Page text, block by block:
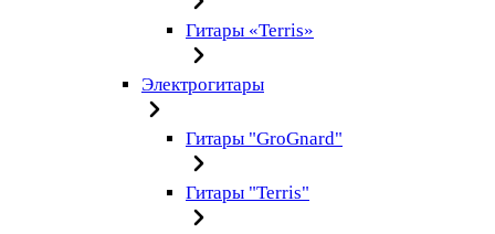
Гитары «Terris»
Электрогитары
Гитары "GroGnard"
Гитары "Terris"